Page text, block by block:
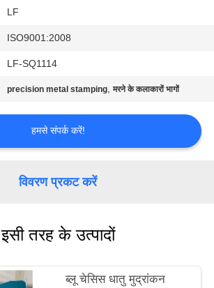
LF
ISO9001:2008
LF-SQ1114
precision metal stamping,मरने के कलाकारों भागों
हमसे संपर्क करें!
विवरण प्रकट करें
इसी तरह के उत्पादों
ब्लू चेसिस धातु मुद्रांकन